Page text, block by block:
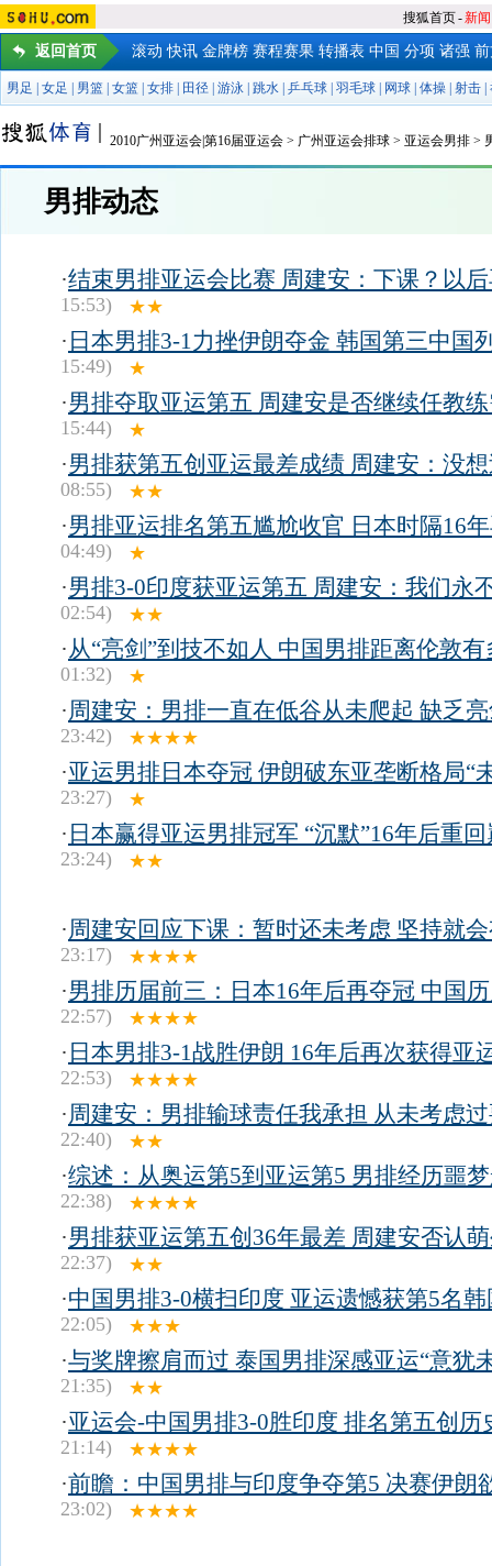
搜狐首页-新闻
返回首页 滚动 快讯 金牌榜 赛程赛果 转播表 中国 分项 诸强
男足 女足 男篮 女篮 女排 田径 游泳 跳水 乒乓球 羽毛球 网球 体操 射击
2010广州亚运会|第16届亚运会 > 广州亚运会排球 > 亚运会男排 >
男排动态
·结束男排亚运会比赛 周建安：下课？以
15:53)
★★
· 日本男排3-1力挫伊朗夺金 韩国第三中国
15:49)
★
·男排夺取亚运第五 周建安是否继续任教
15:44)
★
·男排获第五创亚运最差成绩 周建安：没
08:55)
★★
·男排亚运排名第五尴尬收官 日本时隔16
04:49)
★
·男排3-0印度获亚运第五 周建安：我们永
02:54)
★★
· 从“亮剑”到技不如人 中国男排距离伦敦有
01:32)
★
·周建安：男排一直在低谷从未爬起 缺乏
23:42)
★★★★
·亚运男排日本夺冠 伊朗破东亚垄断格局“
23:27)
★
· 日本赢得亚运男排冠军 “沉默”16年后重
23:24)
★★
·周建安回应下课：暂时还未考虑 坚持就
23:17)
★★★★
·男排历届前三：日本16年后再夺冠 中国
22:57)
★★★★
· 日本男排3-1战胜伊朗 16年后再次获得亚
22:53)
★★★★
·周建安：男排输球责任我承担 从未考虑
22:40)
★★
·综述：从奥运第5到亚运第5 男排经历噩
22:38)
★★★★
·男排获亚运第五创36年最差 周建安否认
22:37)
★★
·中国男排3-0横扫印度 亚运遗憾获第5名
22:05)
★★★
·与奖牌擦肩而过 泰国男排深感亚运“意犹
21:35)
★★
·亚运会-中国男排3-0胜印度 排名第五创历
21:14)
★★★★
·前瞻：中国男排与印度争夺第5 决赛伊朗
23:02)
★★★★